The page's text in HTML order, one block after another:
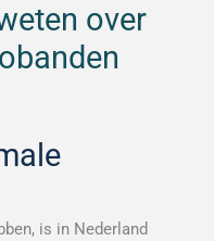
over
is in Nederland